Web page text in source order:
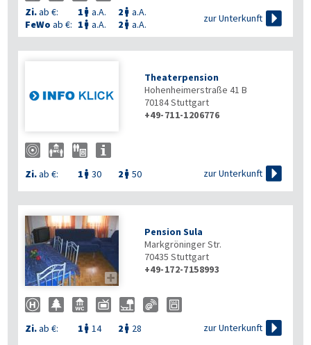
Zi.ab €: 1  a.A. 2  a.A.
FeWo ab €: 1  a.A. 2  a.A.
zur Unterkunft 
Theaterpension
Hohenheimerstraße 41 B
70184Stuttgart
+49-711-1206776
Zi.ab €: 1  30 2  50 zur Unterkunft 

Pension Sula
Markgröninger Str.
70435 Stuttgart
+49-172-7158993
Zi.ab €: 1  14 2  28 zur Unterkunft 